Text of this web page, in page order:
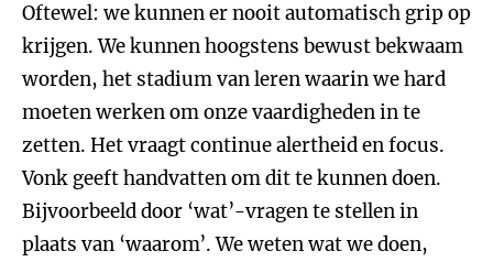
Oftewel: we kunnen er nooit automatisch grip op
krijgen. We kunnen hoogstens bewust bekwaam
worden, het stadium van leren waarin we hard
moeten werken om onze vaardigheden in te
zetten. Het vraagt continue alertheid en focus.
Vonk geeft handvatten om dit te kunnen doen.
Bijvoorbeeld door ‘wat’-vragen te stellen in
plaats van ‘waarom’. We weten wat we doen,